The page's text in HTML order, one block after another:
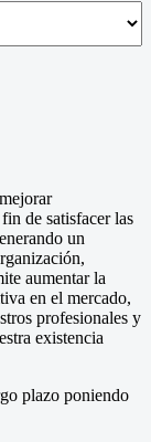
de satisfacer las
un
aumentar la
en el mercado,
profesionales y
existencia
plazo poniendo